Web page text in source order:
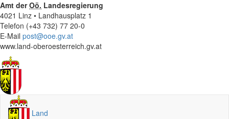
Amt derOö. Landesregierung
4021 Linz • Landhausplatz 1
Telefon (+43 732) 77 20-0
E-Mail post@ooe.gv.at
www.land-oberoesterreich.gv.at
Land